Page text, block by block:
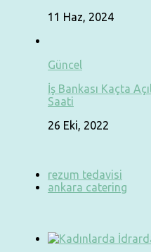
11 Haz, 2024
Güncel
İş Bankası Kaçta
Saati
26 Eki, 2022
rezum tedavisi
ankara catering